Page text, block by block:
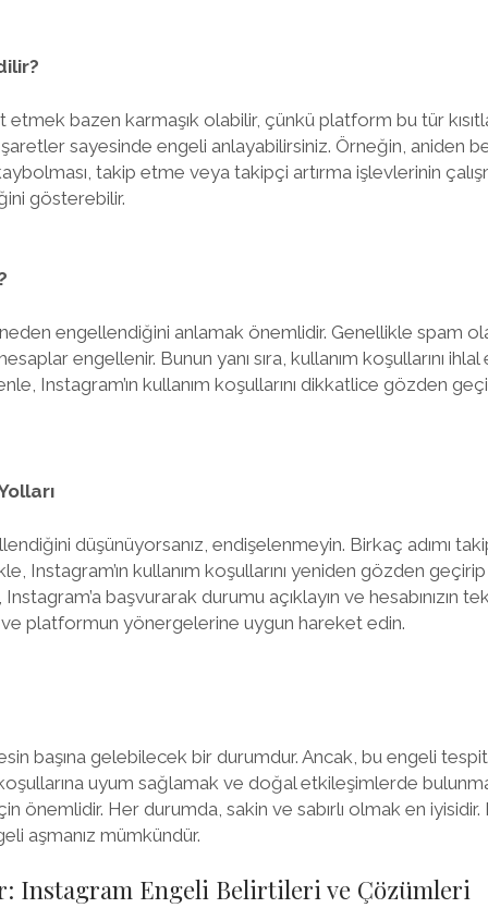
bazen karmaşık olabilir, çünkü platform bu tür
sayesinde engeli anlayabilirsiniz. Örneğin, aniden
takip etme veya takipçi artırma işlevlerinin
gösterebilir.
neden engellendiğini anlamak önemlidir. Genellikle spam
engellenir. Bunun yanı sıra, kullanım koşullarını
Instagram’ın kullanım koşullarını dikkatlice gözden
düşünüyorsanız, endişelenmeyin. Birkaç adımı
Instagram’ın kullanım koşullarını yeniden gözden
başvurarak durumu açıklayın ve hesabınızın
ve platformun yönergelerine uygun hareket edin.
başına gelebilecek bir durumdur. Ancak, bu engeli
uyum sağlamak ve doğal etkileşimlerde
önemlidir. Her durumda, sakin ve sabırlı olmak en iyisidir.
aşmanız mümkündür.
Instagram Engeli Belirtileri ve Çözümleri